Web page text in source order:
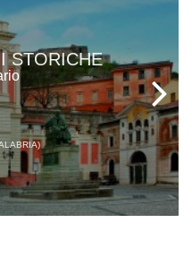
STORICHE